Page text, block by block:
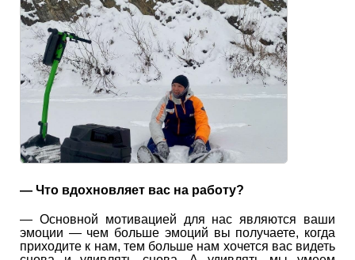
— Что вдохновляет вас на работу?
— Основной мотивацией для нас являются ваши
эмоции — чем больше эмоций вы получаете, когда
приходите к нам, тем больше нам хочется вас видеть